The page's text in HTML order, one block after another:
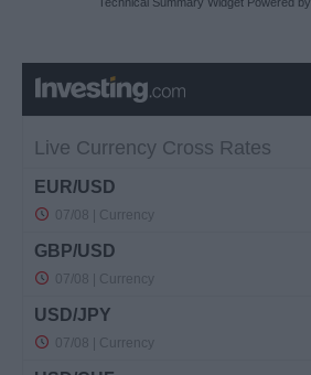
Technical Summary Widget Powered by